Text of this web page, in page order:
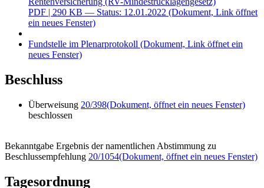
PDF | 290 KB — Status: 12.01.2022 (Dokument, Link öffnet
ein neues Fenster)
Fundstelle im Plenarprotokoll (Dokument, Link öffnet ein
neues Fenster)
Beschluss
Überweisung 20/398(Dokument, öffnet ein neues Fenster)
beschlossen
Bekanntgabe Ergebnis der namentlichen Abstimmung zu
Beschlussempfehlung 20/1054(Dokument, öffnet ein neues Fenster)
Tagesordnung